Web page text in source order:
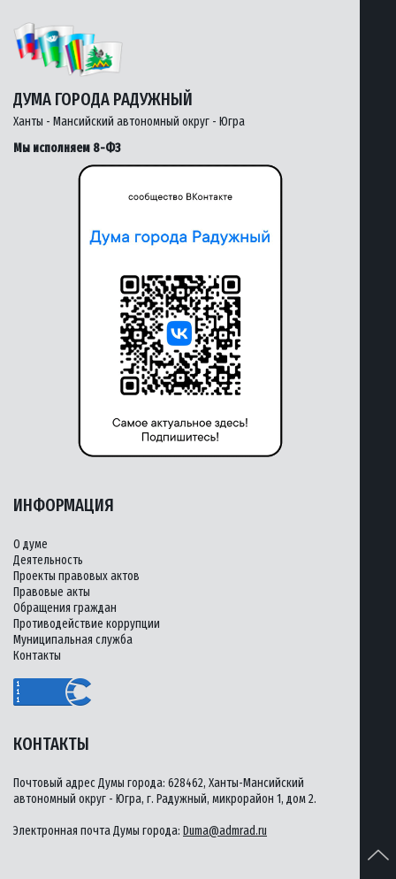
ДУМА ГОРОДА РАДУЖНЫЙ
Ханты - Мансийский автономный округ - Югра
Мы исполняем 8-ФЗ
КОНТАКТЫ
Почтовый адрес Думы города: 628462, Ханты-Мансийский
автономный округ - Югра, г. Радужный, микрорайон 1, дом 2.
Электронная почта Думы города: Duma@admrad.ru
ИНФОРМАЦИЯ
О думе
Деятельность
Проекты правовых актов
Правовые акты
Обращения граждан
Противодействие коррупции
Муниципальная служба
Контакты